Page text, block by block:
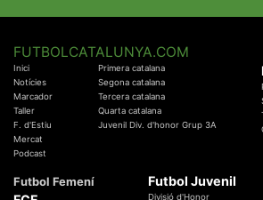
FUTBOLCATALUNYA.COM
Inici
Notícies
Marcador
Taller
F. d'Estiu
Mercat
Podcast
Primera catalana
Segona catalana
Tercera catalana
Quarta catalana
Juvenil Div. d'honor Grup 3A
Futbol Femení Futbol Juvenil
Divisió d'Honor